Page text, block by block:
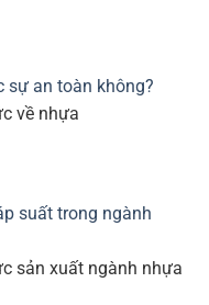
sự an toàn không?
về nhựa
suất trong ngành
sản xuất ngành nhựa